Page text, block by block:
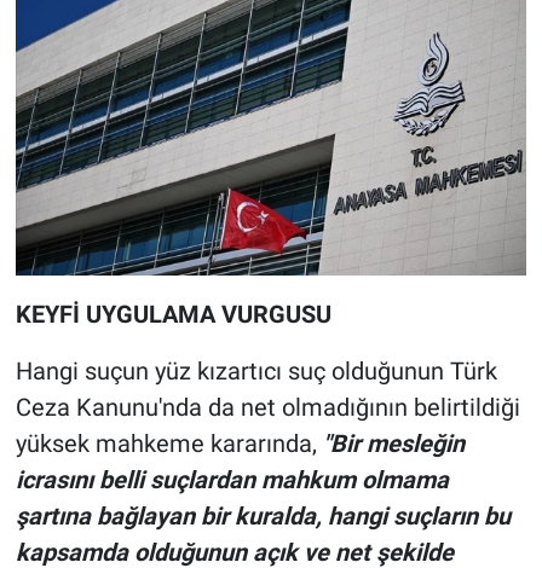
KEYFİ UYGULAMA VURGUSU
Hangi suçun yüz kızartıcı suç olduğunun Türk
Ceza Kanunu'nda da net olmadığının belirtildiği
yüksek mahkeme kararında, "Bir mesleğin
icrasını belli suçlardan mahkum olmama
şartına bağlayan bir kuralda, hangi suçların bu
kapsamda olduğunun açık ve net şekilde